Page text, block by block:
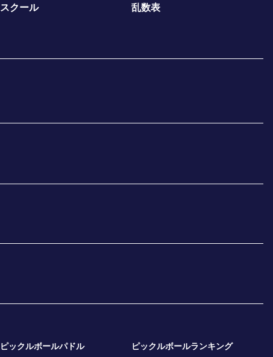
スクール 乱数表
ピックルボールパドル ピックルボールランキング